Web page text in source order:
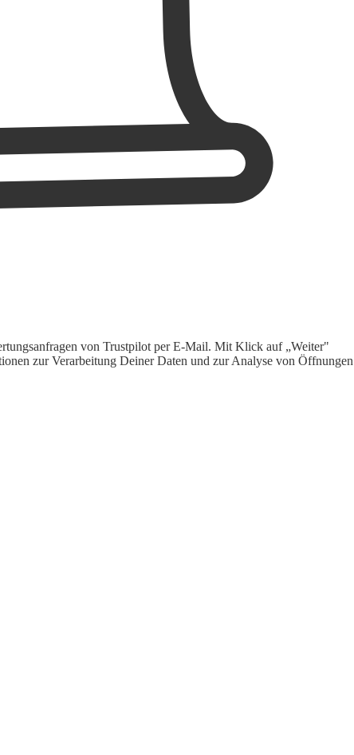
von Trustpilot per E-Mail. Mit Klick auf „Weiter"
zur Verarbeitung Deiner Daten und zur Analyse von Öffnungen